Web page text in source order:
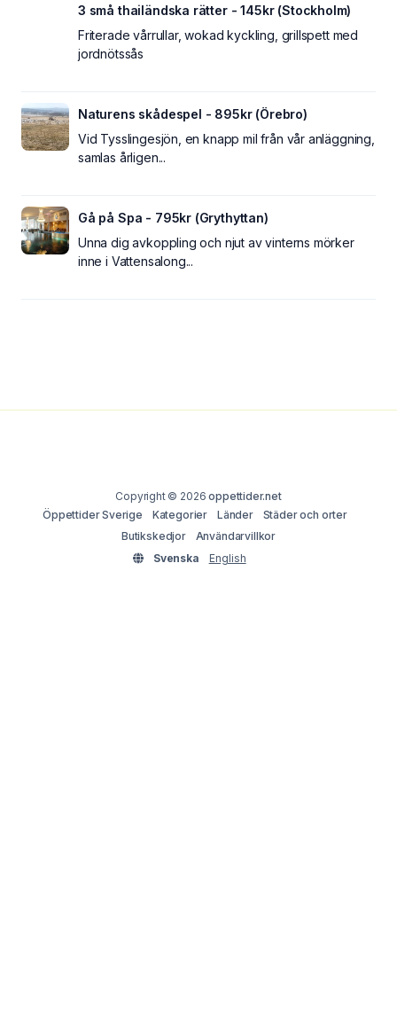
3 små thailändska rätter - 145kr (Stockholm)
Friterade vårrullar, wokad kyckling, grillspett med
jordnötssås
Naturens skådespel - 895kr (Örebro)
Vid Tysslingesjön, en knapp mil från vår anläggning,
samlas årligen...
Gå på Spa - 795kr (Grythyttan)
Unna dig avkoppling och njut av vinterns mörker
inne i Vattensalong...
Copyright © 2026oppettider.net
Öppettider Sverige
Kategorier Länder
Städer och orter
Butikskedjor
Användarvillkor
Svenska
English